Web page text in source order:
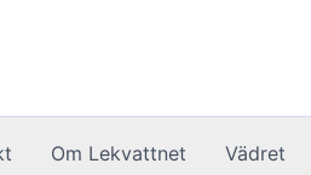
Om Lekvattnet Vädret